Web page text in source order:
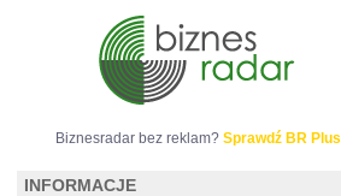
Biznesradar bez reklam? Sprawdź BR Plus
INFORMACJE